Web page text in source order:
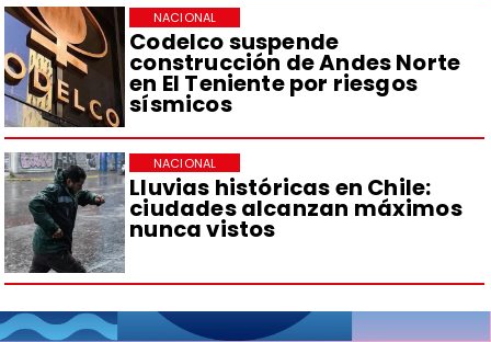
Codelco suspende
construcción de Andes Norte
en El Teniente por riesgos
sísmicos
NACIONAL
Lluvias históricas en Chile:
ciudades alcanzan máximos
nunca vistos
NACIONAL